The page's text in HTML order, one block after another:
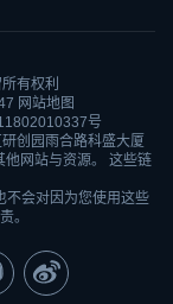
有权利
网站地图
号
创园雨合路科盛大厦
网站与资源。 这些链
不会对因为您使用这些
。